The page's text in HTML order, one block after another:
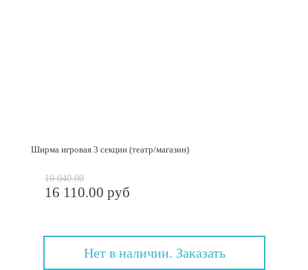
Ширма игровая 3 секции (театр/магазин)
19 040.00
16 110.00 руб
Нет в наличии. Заказать